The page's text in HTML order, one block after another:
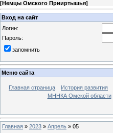
[Немцы Омского Прииртышья]
Вход на сайт
Логин:
Пароль:
запомнить
Меню сайта
Главная страница История развития
МННКА Омской области
Главная » 2023 » Апрель » 05